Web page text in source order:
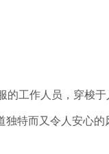
工作人员，穿梭
特而又令人安心的